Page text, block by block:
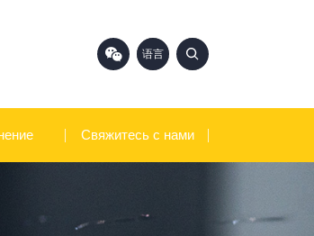
语言
中文 English
Свяжитесь с нами